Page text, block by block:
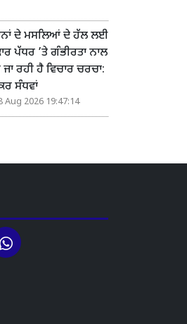
ਦੇ ਮਸਲਿਆਂ ਦੇ ਹੱਲ ਲਈ
ਪੱਧਰ ’ਤੇ ਗੰਭੀਰਤਾ ਨਾਲ
ਜਾ ਰਹੀ ਹੈ ਵਿਚਾਰ ਚਰਚਾ:
ਸੰਧਵਾਂ
Aug 2026 19:47:14